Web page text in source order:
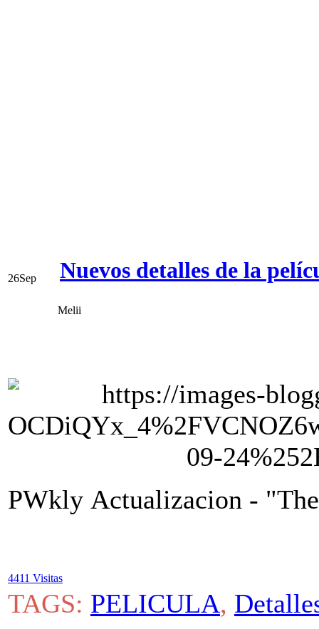
26Sep Nuevos detalles de la
Melii
PWkly Actualizacion -
4411 Visitas
TAGS: PELICULA,